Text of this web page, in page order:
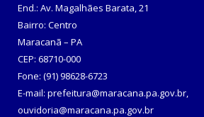
End.: Av. Magalhães Barata, 21
Bairro: Centro
Maracanã – PA
CEP: 68710-000
Fone: (91) 98628-6723
E-mail: prefeitura@maracana.pa.gov.br,
ouvidoria@maracana.pa.gov.br